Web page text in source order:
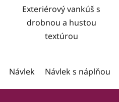
Exteriérový vankúš s
drobnou a hustou
textúrou
Návlek Návlek s náplňou